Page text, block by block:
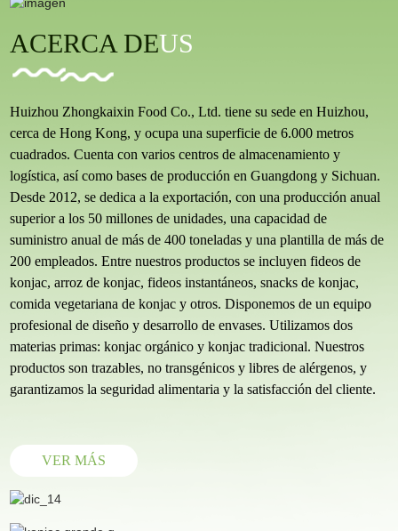
ACERCA DEUS
Huizhou Zhongkaixin Food Co., Ltd. tiene su sede en Huizhou,
cerca de Hong Kong, y ocupa una superficie de 6.000 metros
cuadrados. Cuenta con varios centros de almacenamiento y
logística, así como bases de producción en Guangdong y Sichuan.
Desde 2012, se dedica a la exportación, con una producción anual
superior a los 50 millones de unidades, una capacidad de
suministro anual de más de 400 toneladas y una plantilla de más de
200 empleados. Entre nuestros productos se incluyen fideos de
konjac, arroz de konjac, fideos instantáneos, snacks de konjac,
comida vegetariana de konjac y otros. Disponemos de un equipo
profesional de diseño y desarrollo de envases. Utilizamos dos
materias primas: konjac orgánico y konjac tradicional. Nuestros
productos son trazables, no transgénicos y libres de alérgenos, y
garantizamos la seguridad alimentaria y la satisfacción del cliente.
VER MÁS